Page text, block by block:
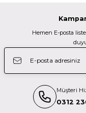
Patona 151676 Slim
Hemen E-posta
Müşteri
0312